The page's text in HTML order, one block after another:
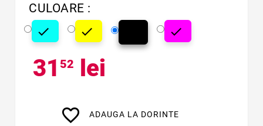
CULOARE :
Cyan
 Galben
 Magenta

31 52 lei
favorite_border ADAUGA LA DORINTE